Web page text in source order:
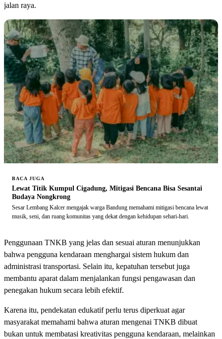
jalan raya.
BACA JUGA
Lewat Titik Kumpul Cigadung, Mitigasi Bencana Bisa Sesantai
Budaya Nongkrong
Sesar Lembang Kalcer mengajak warga Bandung memahami mitigasi bencana lewat
musik, seni, dan ruang komunitas yang dekat dengan kehidupan sehari-hari.
Penggunaan TNKB yang jelas dan sesuai aturan menunjukkan
bahwa pengguna kendaraan menghargai sistem hukum dan
administrasi transportasi. Selain itu, kepatuhan tersebut juga
membantu aparat dalam menjalankan fungsi pengawasan dan
penegakan hukum secara lebih efektif.
Karena itu, pendekatan edukatif perlu terus diperkuat agar
masyarakat memahami bahwa aturan mengenai TNKB dibuat
bukan untuk membatasi kreativitas pengguna kendaraan, melainkan